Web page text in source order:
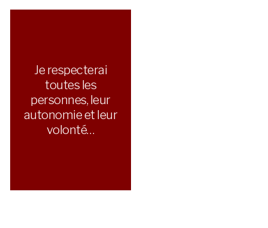
Je respecterai
toutes les
personnes, leur
autonomie et leur
volonté…